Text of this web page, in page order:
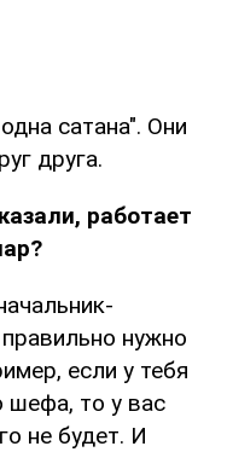
сатана". Они
друга.
работает
нужно
если у тебя
шефа, то у вас
не будет. И